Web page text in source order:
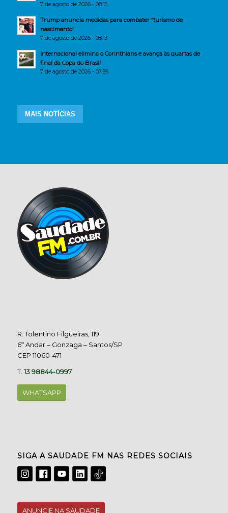
7 de agosto de 2026 - 08:15
Trump anuncia medidas para combater “turismo de
nascimento”
7 de agosto de 2026 - 08:13
Internacional elimina o Corinthians e avança às quartas de
final da Copa do Brasil
7 de agosto de 2026 - 07:59
MAIS NOTÍCIAS
R. Tolentino Filgueiras, 119
6º Andar – Gonzaga – Santos/SP
CEP 11060-471
T.13 98844-0997
WHATSAPP
SIGA A SAUDADE FM NAS REDES SOCIAIS
ANUNCIE NA SAUDADE